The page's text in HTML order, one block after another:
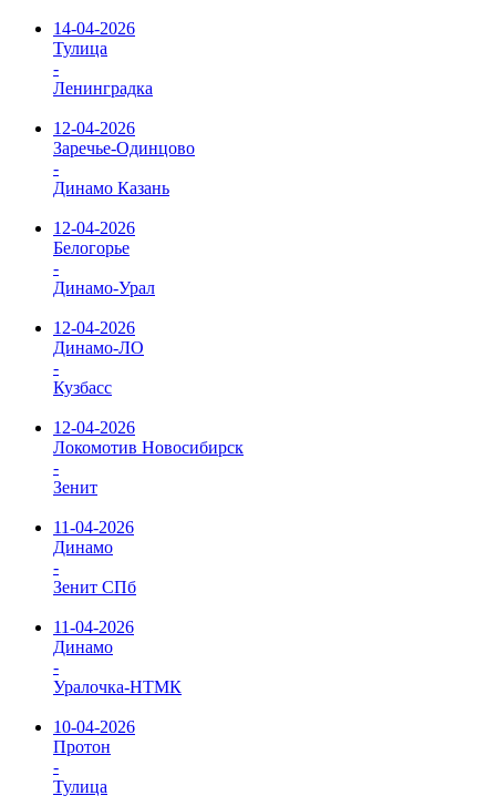
14-04-2026
Тулица
-
Ленинградка
12-04-2026
Заречье-Одинцово
-
Динамо Казань
12-04-2026
Белогорье
-
Динамо-Урал
12-04-2026
Динамо-ЛО
-
Кузбасс
12-04-2026
Локомотив Новосибирск
-
Зенит
11-04-2026
Динамо
-
Зенит СПб
11-04-2026
Динамо
-
Уралочка-НТМК
10-04-2026
Протон
-
Тулица